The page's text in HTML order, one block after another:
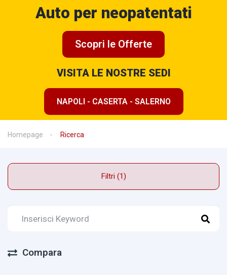
Auto per neopatentati
Scopri le Offerte
VISITA LE NOSTRE SEDI
NAPOLI - CASERTA - SALERNO
Homepage Ricerca
Filtri (1)
Compara